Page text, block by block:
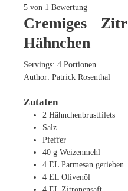
5 von 1 Bewertung
Cremiges
Hähnchen
Servings:4 Portionen
Author:Patrick Rosenthal
Zutaten
2 Hähnchenbrustfilets
Salz
Pfeffer
40 g Weizenmehl
4 EL Parmesan gerieben
4 EL Olivenöl
4 EL Zitronensaft